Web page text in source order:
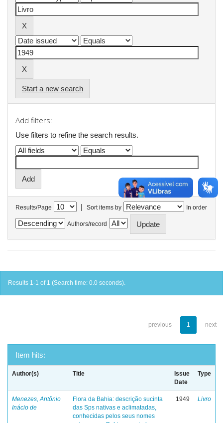
Start a new search
Add filters:
Use filters to refine the search results.
Results/Page | Sort items by In order
Authors/record
Results 1-1 of 1 (Search time: 0.0 seconds).
previous 1 next
Item hits:
Author(s) Title
Issue
Date
Type
Menezes, Antônio
Inácio de
Flora da Bahia: descrição sucinta
das Sps nativas e aclimatadas,
conhecidas pelos seus nomes
1949 Livro